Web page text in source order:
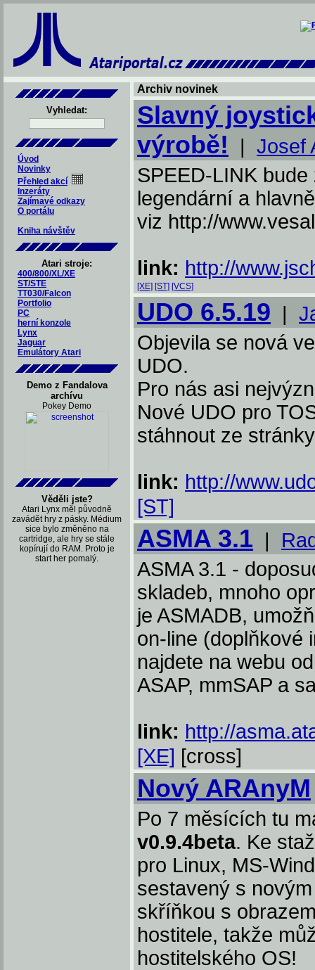
Vyhledat:
Úvod
Novinky
Přehled akcí
Inzeráty
Zajímavé odkazy
O portálu
Kniha návštěv
Atari stroje:
400/800/XL/XE
ST/STE
TT030/Falcon
Portfolio
PC
herní konzole
Lynx
Jaguar
Emulátory Atari
Demo z Fandalova
archívu
Pokey Demo
Věděli jste?
Atari Lynx měl původně
zavádět hry z pásky. Médium
sice bylo změněno na
cartridge, ale hry se stále
kopírují do RAM. Proto je
start her pomalý.
Archiv novinek
Slavný
výrobě! | Josef
SPEED-LINK
legendární a
viz http://
link: http://
[XE] [ST] [VCS]
UDO 6.5.19 |
Objevila se nová
UDO.
Pro nás asi
Nové UDO pro
stáhnout ze
link: http://
[ST]
ASMA 3.1 |
ASMA 3.1 -
skladeb, mnoho
je ASMADB,
on-line (doplňkové
najdete na webu
ASAP, mmSAP a
link: http://
[XE] [cross]
Nový ARAnyM
Po 7 měsících tu
v0.9.4beta. Ke
pro Linux, MS-
sestavený s
skříňkou s
hostitele, takže
hostitelského OS!